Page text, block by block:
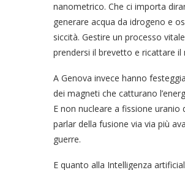
nanometrico. Che ci importa
generare acqua da idrogeno e
siccità. Gestire un processo
prendersi il brevetto e ricattare il
A Genova invece hanno
dei magneti che catturano
E non nucleare a fissione
parlar della fusione via via più
guerre.
E quanto alla Intelligenza